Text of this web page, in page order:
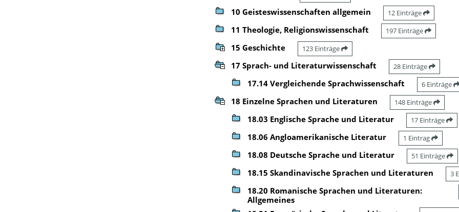
10 Geisteswissenschaften allgemein 12 Einträge
11 Theologie, Religionswissenschaft 197 Einträge
15 Geschichte 123 Einträge
17 Sprach- und Literaturwissenschaft 28 Einträge
17.14 Vergleichende Sprachwissenschaft 6 Einträge
18 Einzelne Sprachen und Literaturen 148 Einträge
18.03 Englische Sprache und Literatur 17 Einträge
18.06 Angloamerikanische Literatur 1 Eintrag
18.08 Deutsche Sprache und Literatur 51 Einträge
18.15 Skandinavische Sprachen und Literaturen 3
18.20 Romanische Sprachen und Literaturen:
Allgemeines